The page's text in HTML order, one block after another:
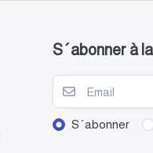
S´abonner à
S´abonner